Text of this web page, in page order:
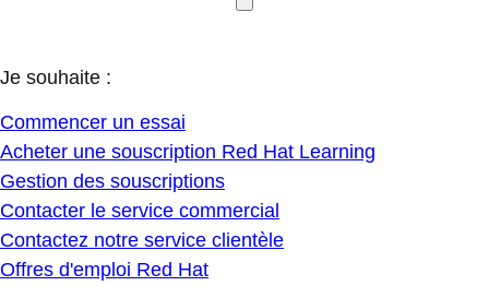
Je souhaite :
Commencer un essai
Acheter une souscription Red Hat Learning
Gestion des souscriptions
Contacter le service commercial
Contactez notre service clientèle
Offres d'emploi Red Hat